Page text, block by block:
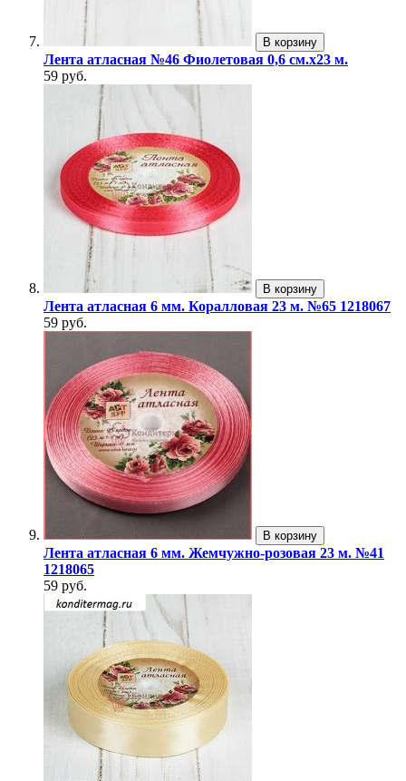
В корзину
Лента атласная №46 Фиолетовая 0,6 см.х23 м.
59 руб.
В корзину
Лента атласная 6 мм. Коралловая 23 м. №65 1218067
59 руб.
В корзину
Лента атласная 6 мм. Жемчужно-розовая 23 м. №41
1218065
59 руб.